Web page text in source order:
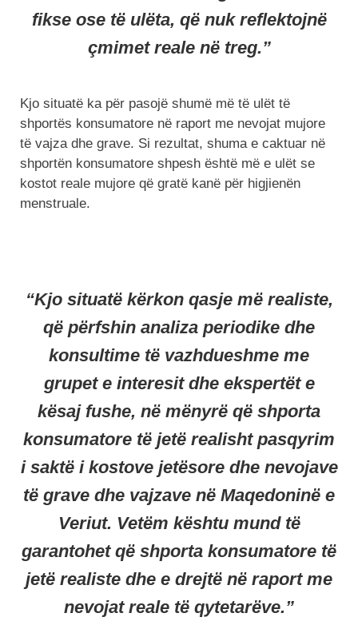
fikse ose të ulëta, që nuk reflektojnë
çmimet reale në treg.”
Kjo situatë ka për pasojë shumë më të ulët të
shportës konsumatore në raport me nevojat mujore
të vajza dhe grave. Si rezultat, shuma e caktuar në
shportën konsumatore shpesh është më e ulët se
kostot reale mujore që gratë kanë për higjienën
menstruale.
“Kjo situatë kërkon qasje më realiste,
që përfshin analiza periodike dhe
konsultime të vazhdueshme me
grupet e interesit dhe ekspertët e
kësaj fushe, në mënyrë që shporta
konsumatore të jetë realisht pasqyrim
i saktë i kostove jetësore dhe nevojave
të grave dhe vajzave në Maqedoninë e
Veriut. Vetëm kështu mund të
garantohet që shporta konsumatore të
jetë realiste dhe e drejtë në raport me
nevojat reale të qytetarëve.”